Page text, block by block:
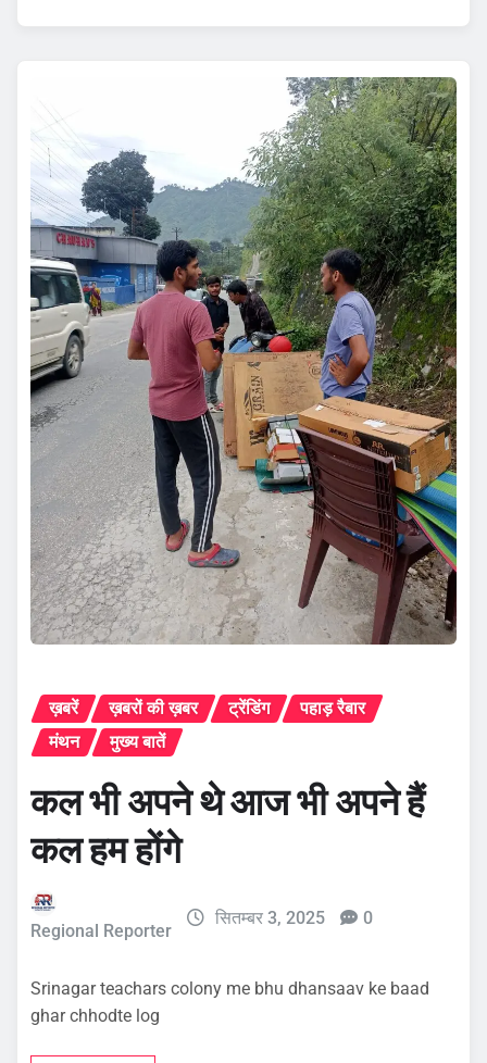
ख़बरें ख़बरों की ख़बर ट्रेंडिंग
पहाड़ रैबार
मंथन
मुख्य बातें
कल भी अपने थे आज भी अपने हैं
कल हम होंगे
Regional Reporter
सितम्बर 3, 2025 0
Srinagar teachars colony me bhu dhansaav ke baad
ghar chhodte log